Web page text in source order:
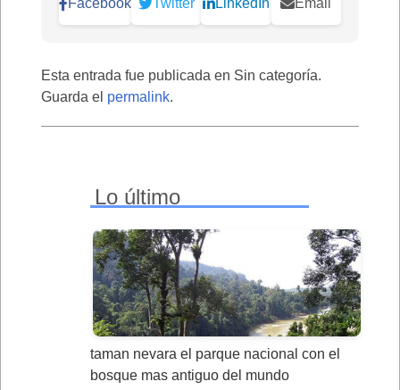
Esta entrada fue publicada en Sin categoría.
Guarda el permalink.
Lo último
taman nevara el parque nacional con el
bosque mas antiguo del mundo